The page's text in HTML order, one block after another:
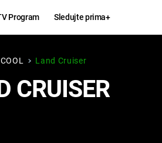
Program Sledujte prima+
Land Cruiser
CRUISER